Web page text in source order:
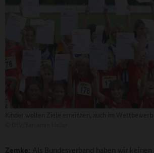
Zemke: Als Bundesverband haben wir